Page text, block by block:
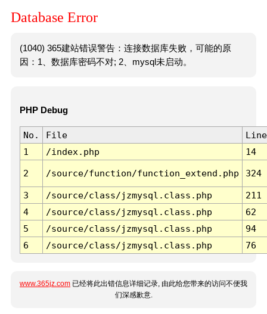
Database Error
(1040) 365建站错误警告：连接数据库失败，可能的原
因：1、数据库密码不对; 2、mysql未启动。
PHP Debug
No. File
Line
1
/index.php 14
2 /source/function/function_extend.php 324
3 /source/class/jzmysql.class.php
211
4
/source/class/jzmysql.class.php
62
5
/source/class/jzmysql.class.php
94
6
/source/class/jzmysql.class.php 76
www.365jz.com 已经将此出错信息详细记录, 由此给您带来的访问不便我
们深感歉意.